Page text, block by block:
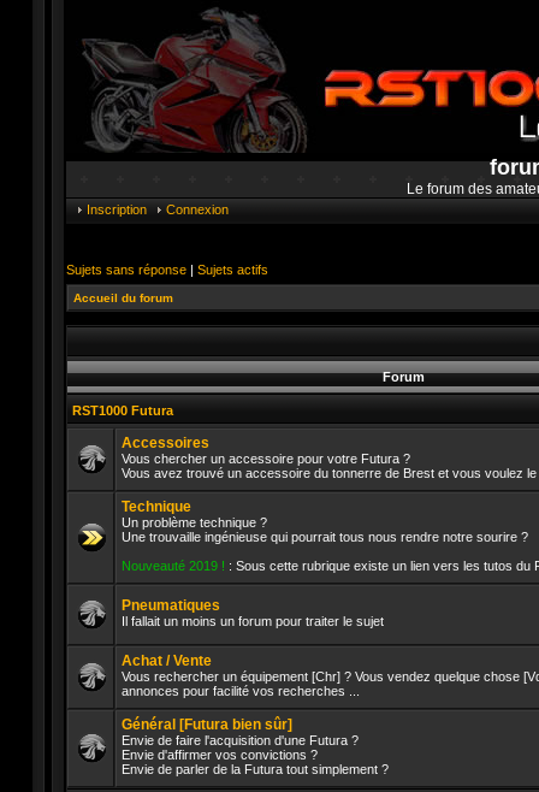
Le forum des
Inscription Connexion
Sujets sans réponse | Sujets actifs
Accueil du forum
Forum
RST1000 Futura
Aucun
message
non
Accessoires
Vous chercher un accessoire pour votre Futura ?
Vous avez trouvé un accessoire du tonnerre de Brest et vous voulez
Aucun
message
non
Technique
Un problème technique ?
Une trouvaille ingénieuse qui pourrait tous nous rendre notre sourire ?
Nouveauté 2019 ! : Sous cette rubrique existe un lien vers les tutos du
message
non
Pneumatiques
Il fallait un moins un forum pour traiter le sujet
Aucun
message
non
Achat / Vente
Vous rechercher un équipement [Chr] ? Vous vendez quelque chose
annonces pour facilité vos recherches ...
Aucun
message
Général [Futura bien sûr]
Envie de faire l'acquisition d'une Futura ?
Envie d'affirmer vos convictions ?
Envie de parler de la Futura tout simplement ?